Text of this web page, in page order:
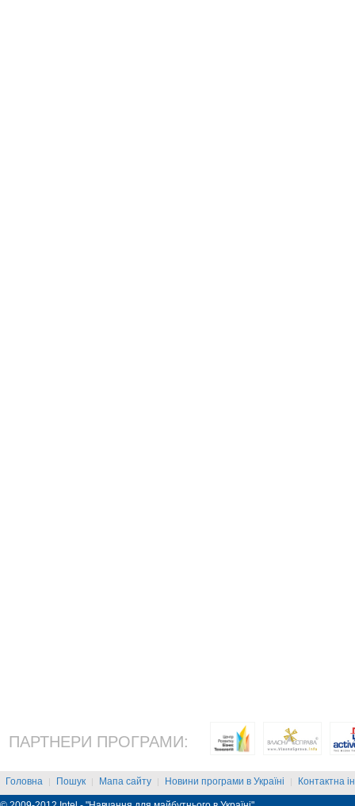
ПАРТНЕРИ ПРОГРАМИ:
Головна | Пошук | Мапа сайту | Новини програми в Україні | Контактна